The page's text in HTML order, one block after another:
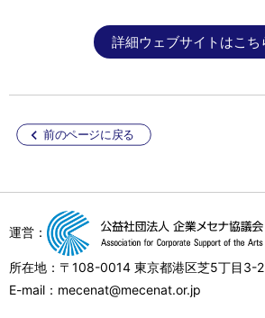
詳細ウェブサイトはこち
前のページに戻る
運営：
所在地：〒108-0014 東京都港区芝5丁目3-2
E-mail：mecenat@mecenat.or.jp